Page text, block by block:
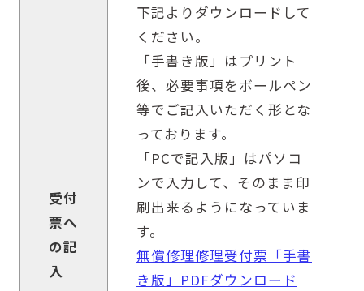
受付
票へ
の記
入
下記よりダウンロードして
ください。
「手書き版」はプリント
後、必要事項をボールペン
等でご記入いただく形とな
っております。
「PCで記入版」はパソコ
ンで入力して、そのまま印
刷出来るようになっていま
す。
無償修理修理受付票「手書
き版」PDFダウンロード